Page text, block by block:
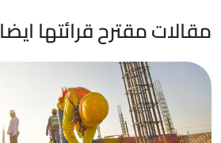
مقالات مقترح قرائتها ايضا